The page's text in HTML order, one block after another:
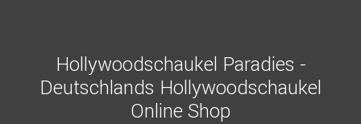
Hollywoodschaukel Paradies -
Deutschlands Hollywoodschaukel
Online Shop